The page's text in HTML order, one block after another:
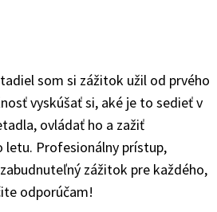
som si zážitok užil od prvého
vyskúšať si, aké je to sedieť v
ovládať ho a zažiť
Profesionálny prístup,
zážitok pre každého,
odporúčam!